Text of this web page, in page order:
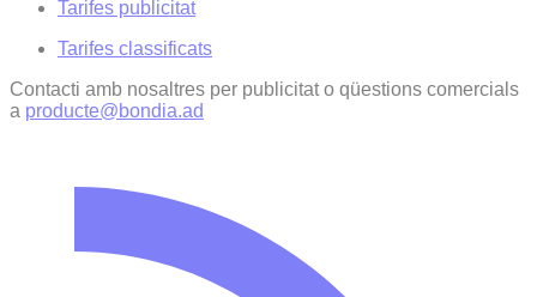
Tarifes publicitat
Tarifes classificats
Contacti amb nosaltres per publicitat o qüestions comercials
a producte@bondia.ad